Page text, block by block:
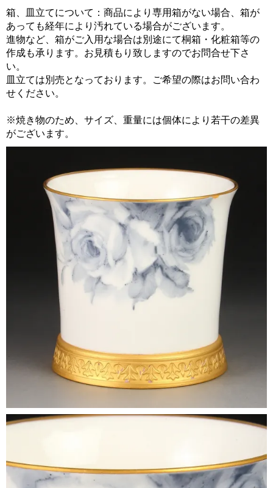
箱、皿立てについて：商品により専用箱がない場合、箱が
あっても経年により汚れている場合がございます。
進物など、箱がご入用な場合は別途にて桐箱・化粧箱等の
作成も承ります。お見積もり致しますのでお問合せ下さ
い。
皿立ては別売となっております。ご希望の際はお問い合わ
せください。
※焼き物のため、サイズ、重量には個体により若干の差異
がございます。